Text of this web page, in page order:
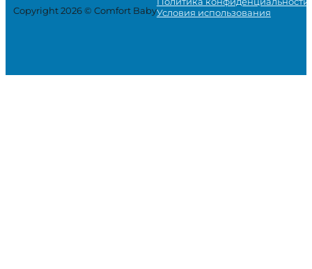
Copyright 2026 © Comfort BabyУсловия использования